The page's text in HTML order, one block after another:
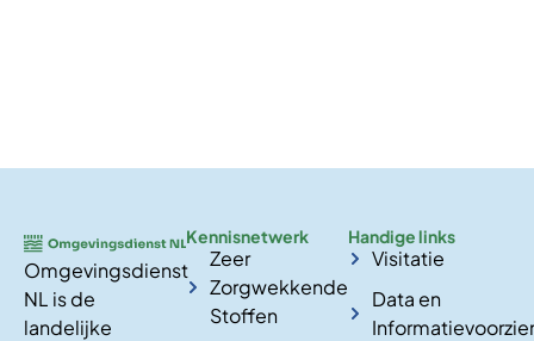
Omgevingsdienst
NL is de
landelijke
Kennisnetwerk
Zeer
Zorgwekkende
Stoffen
Handige links
Visitatie
Data en